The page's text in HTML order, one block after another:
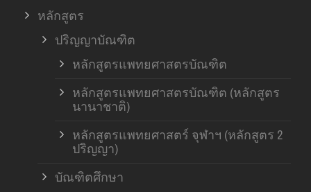
หลักสูตร
ปริญญาบัณฑิต
หลักสูตรแพทยศาสตรบัณฑิต
หลักสูตรแพทยศาสตรบัณฑิต (หลักสูตร
นานาชาติ)
หลักสูตรแพทยศาสตร์ จุฬาฯ (หลักสูตร 2
ปริญญา)
บัณฑิตศึกษา